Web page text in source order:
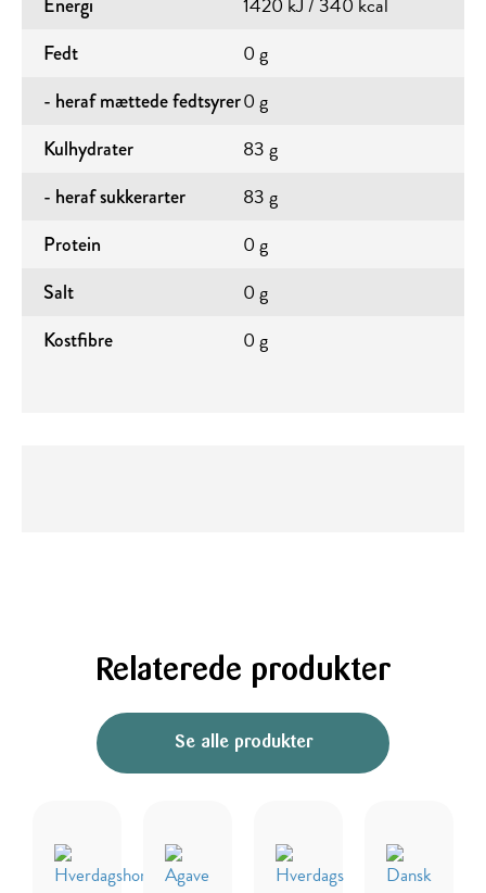
Fedt 0 g
- heraf mættede fedtsyrer0 g
Kulhydrater 83 g
- heraf sukkerarter 83 g
Protein 0 g
Salt 0 g
Kostfibre 0 g
Relaterede produkter
Se alle produkter